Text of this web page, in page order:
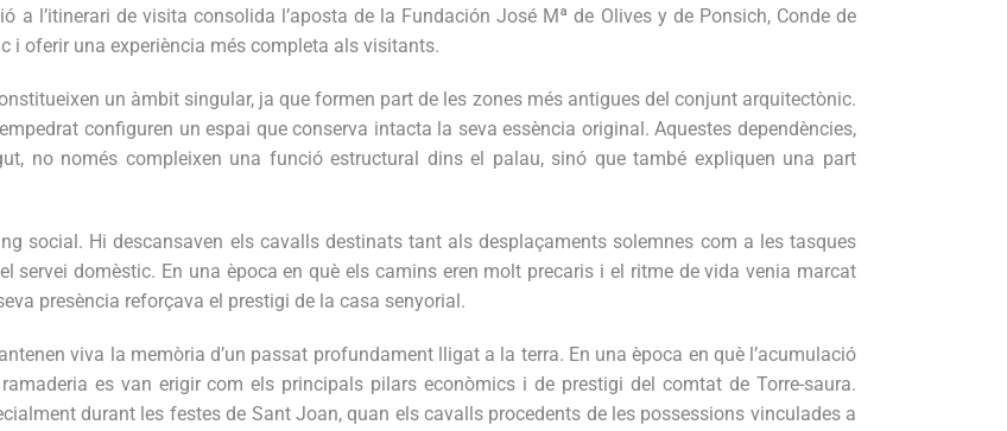
a l’itinerari de visita consolida l’aposta de la Fundación José Mª de Olives y de Ponsich, Conde de
i oferir una experiència més completa als visitants.
un àmbit singular, ja que formen part de les zones més antigues del conjunt arquitectònic.
configuren un espai que conserva intacta la seva essència original. Aquestes dependències,
no només compleixen una funció estructural dins el palau, sinó que també expliquen una part
social. Hi descansaven els cavalls destinats tant als desplaçaments solemnes com a les tasques
servei domèstic. En una època en què els camins eren molt precaris i el ritme de vida venia marcat
presència reforçava el prestigi de la casa senyorial.
viva la memòria d’un passat profundament lligat a la terra. En una època en què l’acumulació
es van erigir com els principals pilars econòmics i de prestigi del comtat de Torre-saura.
durant les festes de Sant Joan, quan els cavalls procedents de les possessions vinculades a